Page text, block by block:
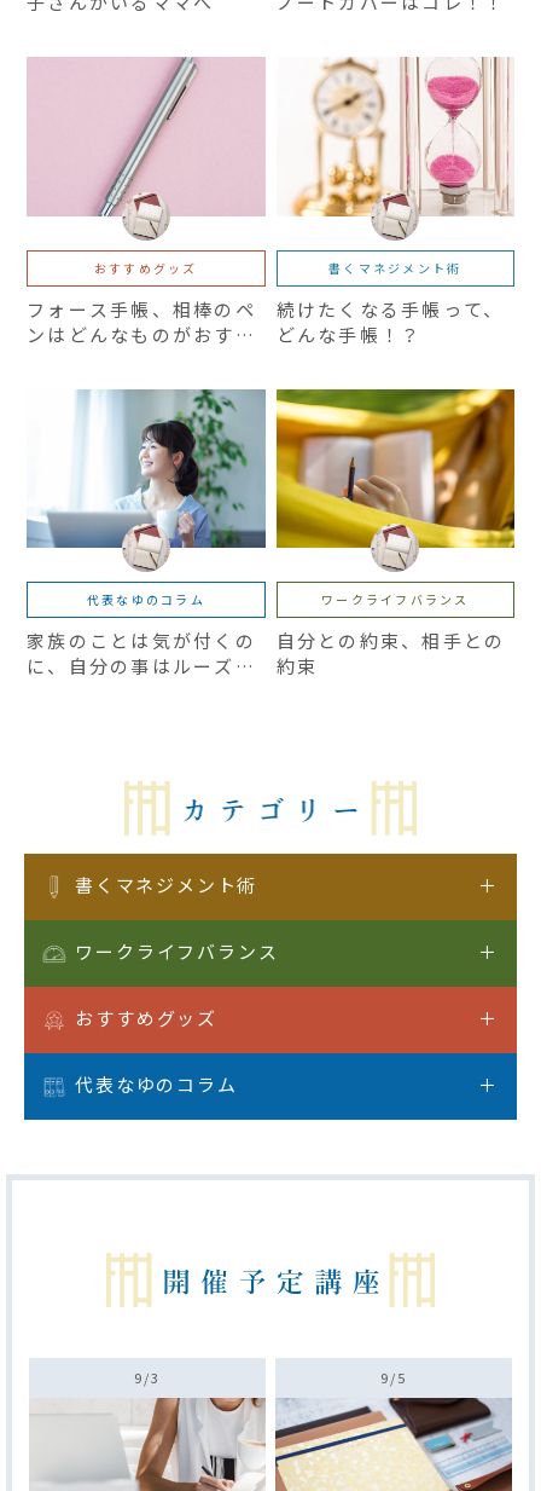
おすすめグッズ
フォース手帳、相棒のペ
ンはどんなものがおすす
書くマネジメント術
続けたくなる手帳って、
どんな手帳！？
代表なゆのコラム
家族のことは気が付くの
に、自分の事はルーズな
ワークライフバランス
自分との約束、相手との
約束
書くマネジメント術
ワークライフバランス
おすすめグッズ
代表なゆのコラム
9/3 9/5